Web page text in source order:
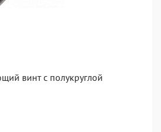
винт с полукруглой